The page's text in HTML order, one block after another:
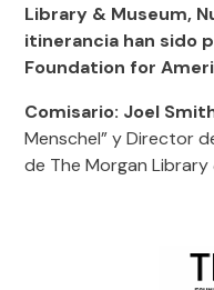
Library & Museum,
itinerancia han sido
Foundation for
Comisario: Joel
Menschel” y Director
de The Morgan Library